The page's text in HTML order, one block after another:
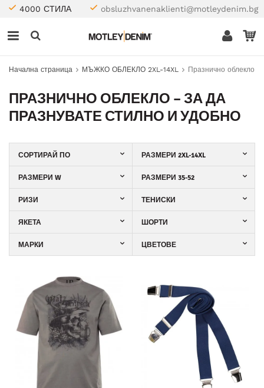
4000 СТИЛА obsluzhvanenaklienti@motleydenim.bg
Начална страница МЪЖКО ОБЛЕКЛО 2XL-14XL Празнично облекло
ПРАЗНИЧНО ОБЛЕКЛО – ЗА ДА
ПРАЗНУВАТЕ СТИЛНО И УДОБНО
СОРТИРАЙ ПО РАЗМЕРИ 2XL-14XL
РАЗМЕРИ W РАЗМЕРИ 35-52
РИЗИ ТЕНИСКИ
ЯКЕТА ШОРТИ
МАРКИ ЦВЕТОВЕ